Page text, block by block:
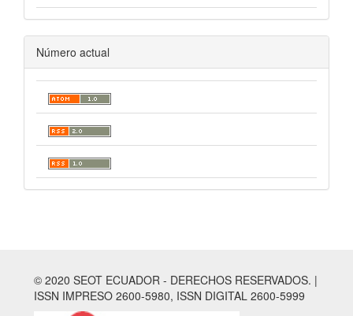
Número actual
© 2020 SEOT ECUADOR - DERECHOS RESERVADOS. |
ISSN IMPRESO 2600-5980, ISSN DIGITAL 2600-5999